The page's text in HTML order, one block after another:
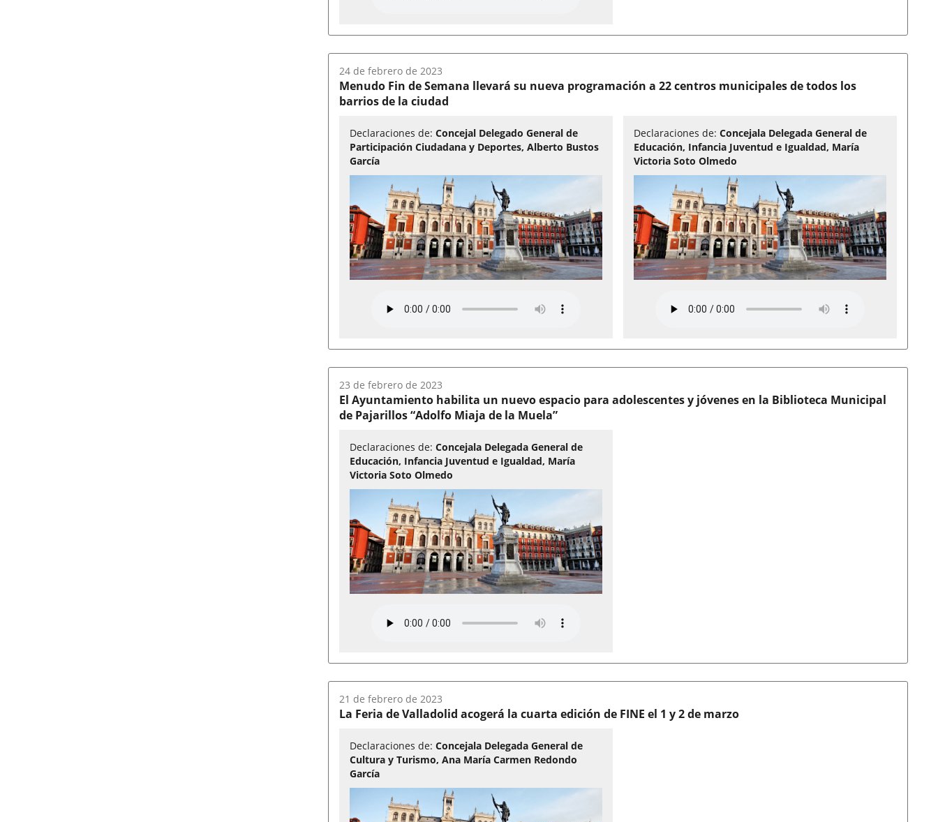
Fecha
del
audio:
24 de febrero de 2023
Menudo Fin de Semana llevará su nueva programación a 22 centros municipales de todos los
barrios de la ciudad
Declaraciones de:Concejal Delegado General de
Participación Ciudadana y Deportes, Alberto Bustos
García
Declaraciones de:Concejala Delegada General de
Educación, Infancia Juventud e Igualdad, María
Victoria Soto Olmedo
Fecha
del
audio:
23 de febrero de 2023
El Ayuntamiento habilita un nuevo espacio para adolescentes y jóvenes en la Biblioteca Municipal
de Pajarillos “Adolfo Miaja de la Muela”
Declaraciones de:Concejala Delegada General de
Educación, Infancia Juventud e Igualdad, María
Victoria Soto Olmedo
Fecha
del
21 de febrero de 2023
La Feria de Valladolid acogerá la cuarta edición de FINE el 1 y 2 de marzo
Declaraciones de:Concejala Delegada General de
Cultura y Turismo, Ana María Carmen Redondo
García